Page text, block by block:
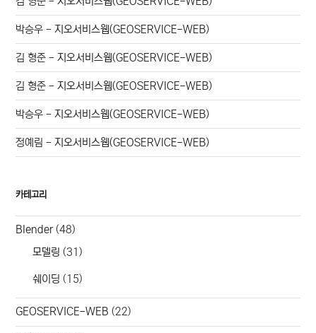
박승우 -지오서비스웹(GEOSERVICE-WEB)
김 형준 -지오서비스웹(GEOSERVICE-WEB)
김 형준 -지오서비스웹(GEOSERVICE-WEB)
박승우 -지오서비스웹(GEOSERVICE-WEB)
정예림 -지오서비스웹(GEOSERVICE-WEB)
카테고리
Blender(48)
모델링 (31)
쉐이딩 (15)
GEOSERVICE-WEB (22)